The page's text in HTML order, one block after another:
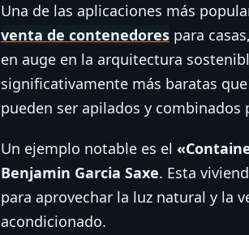
Una de las aplicaciones más
venta de contenedores para
en auge en la arquitectura
significativamente más baratas
pueden ser apilados y combinados
Un ejemplo notable es el
Benjamin Garcia Saxe. Esta
para aprovechar la luz natural y la
acondicionado.